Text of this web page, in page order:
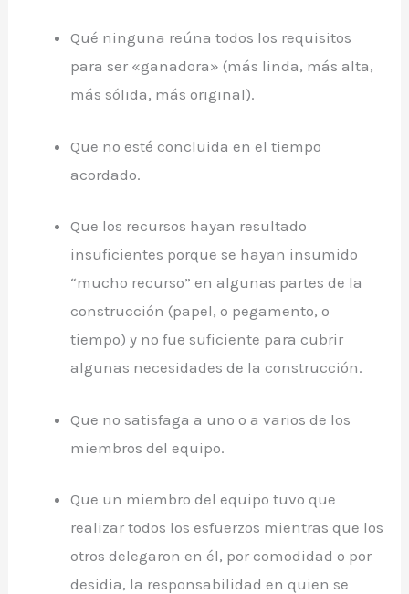
Qué ninguna reúna todos los requisitos
para ser «ganadora» (más linda, más alta,
más sólida, más original).
Que no esté concluida en el tiempo
acordado.
Que los recursos hayan resultado
insuficientes porque se hayan insumido
“mucho recurso” en algunas partes de la
construcción (papel, o pegamento, o
tiempo) y no fue suficiente para cubrir
algunas necesidades de la construcción.
Que no satisfaga a uno o a varios de los
miembros del equipo.
Que un miembro del equipo tuvo que
realizar todos los esfuerzos mientras que los
otros delegaron en él, por comodidad o por
desidia, la responsabilidad en quien se